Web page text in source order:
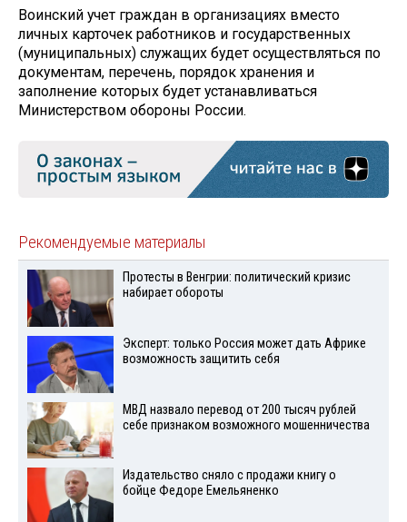
Воинский учет граждан в организациях вместо
личных карточек работников и государственных
(муниципальных) служащих будет осуществляться по
документам, перечень, порядок хранения и
заполнение которых будет устанавливаться
Министерством обороны России.
Рекомендуемые материалы
Протесты в Венгрии: политический кризис
набирает обороты
Эксперт: только Россия может дать Африке
возможность защитить себя
МВД назвало перевод от 200 тысяч рублей
себе признаком возможного мошенничества
Издательство сняло с продажи книгу о
бойце Федоре Емельяненко